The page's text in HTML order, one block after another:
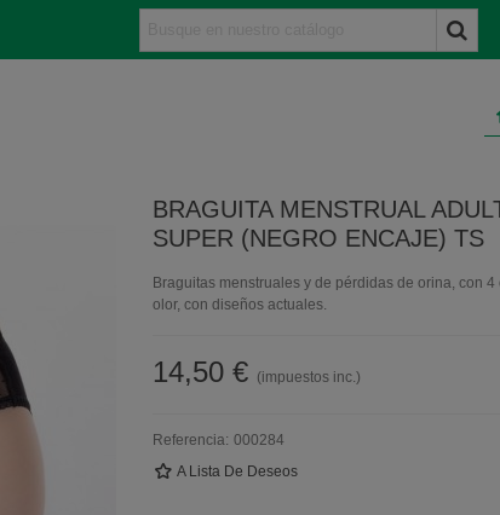
BRAGUITA MENSTRUAL
SUPER (NEGRO ENCAJE) TS
Braguitas menstruales y de pérdidas de orina, con
olor, con diseños actuales.
14,50 € (impuestos inc.)
Referencia: 000284
A Lista De Deseos